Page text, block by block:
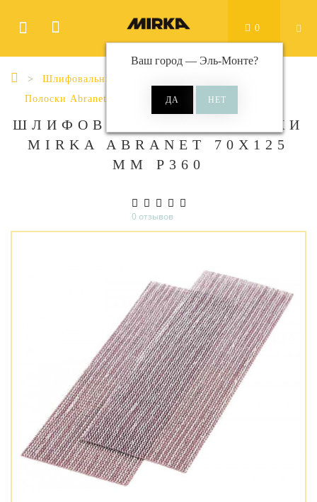
Ваш город — Эль-Монте?
0
Шлифовальные материалы
Полоски Abranet
Abranet 70x125 мм
ШЛИФОВАЛЬНЫЕ ПОЛОСКИ
MIRKA ABRANET 70Х125
ММ P360
0 отзывов